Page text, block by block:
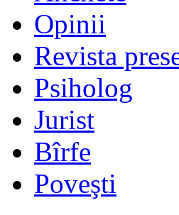
Opinii
Revista
Psiholog
Jurist
Bîrfe
Poveşti